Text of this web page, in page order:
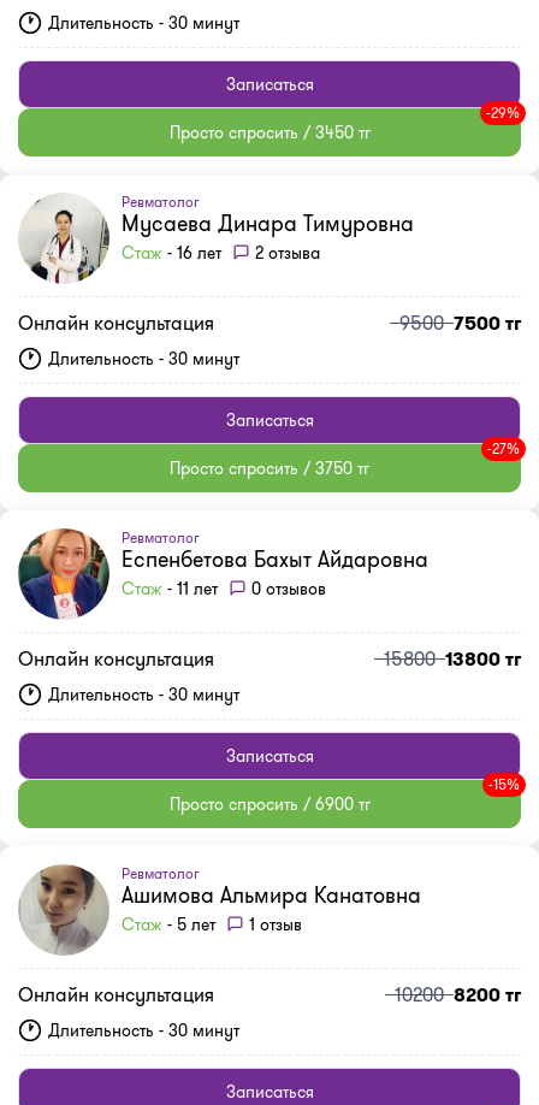
Длительность - 30 минут
Записаться
Просто спросить / 3450 тг
-29%
Ревматолог
Мусаева Динара Тимуровна
Стаж - 16 лет 2 отзыва
Онлайн консультация 95007500 тг
Длительность - 30 минут
Записаться
Просто спросить / 3750 тг
-27%
Ревматолог
Еспенбетова Бахыт Айдаровна
Стаж - 11 лет 0 отзывов
Онлайн консультация 1580013800 тг
Длительность - 30 минут
Записаться
Просто спросить / 6900 тг
-15%
Ревматолог
Ашимова Альмира Канатовна
Стаж - 5 лет 1 отзыв
Онлайн консультация 102008200 тг
Длительность - 30 минут
Записаться